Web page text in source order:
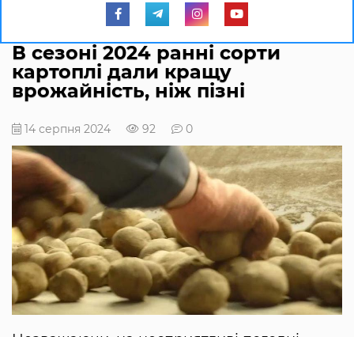
В сезоні 2024 ранні сорти
картоплі дали кращу
врожайність, ніж пізні
14 серпня 2024 92 0